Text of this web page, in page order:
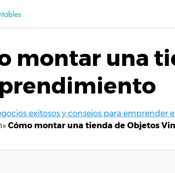
montar una
exitosos y consejos para emprender
Cómo montar una tienda de Objetos